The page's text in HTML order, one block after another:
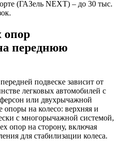
(ГАЗель NEXT) – до 30 тыс.
опор
переднюю
подвеске зависит от
легковых автомобилей с
или двухрычажной
опоры на колесо: верхняя и
с многорычажной системой,
опор на сторону, включая
для стабилизации колеса.